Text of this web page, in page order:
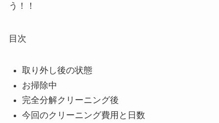
う！！
目次
取り外し後の状態
お掃除中
完全分解クリーニング後
今回のクリーニング費用と日数